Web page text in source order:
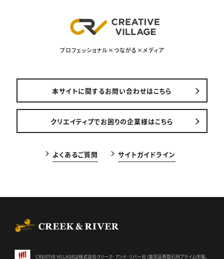
プロフェッショナル×つながる×メディア
本サイトに関するお問い合わせはこちら
クリエイティブでお困りの企業様はこちら
よくあるご質問 サイトガイドライン
CREATIVE VILLAGEは株式会社クリーク･アンド･リバー社（東京証券取引所プライム市場、